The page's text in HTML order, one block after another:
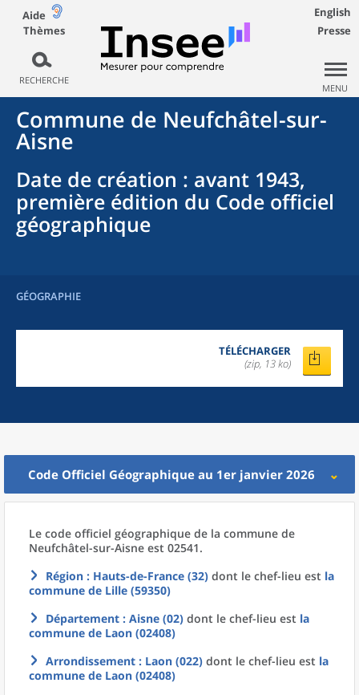
Aide
Thèmes
RECHERCHE
English
Presse
MENU
Commune de Neufchâtel-sur-
Aisne
Date de création : avant 1943,
première édition du Code officiel
géographique
GÉOGRAPHIE
TÉLÉCHARGER
(zip, 13 ko)
Code Officiel Géographique au 1er janvier 2026
Le code officiel géographique de la commune de
Neufchâtel-sur-Aisne est 02541.
Région : Hauts-de-France (32) dont le chef-lieu est la
commune de Lille (59350)
Département : Aisne (02) dont le chef-lieu est la
commune de Laon (02408)
Arrondissement : Laon (022) dont le chef-lieu est la
commune de Laon (02408)